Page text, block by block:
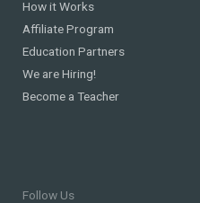
défaut
How it Works
Affiliate Program
Education Partners
We are Hiring!
Become a Teacher
Follow Us